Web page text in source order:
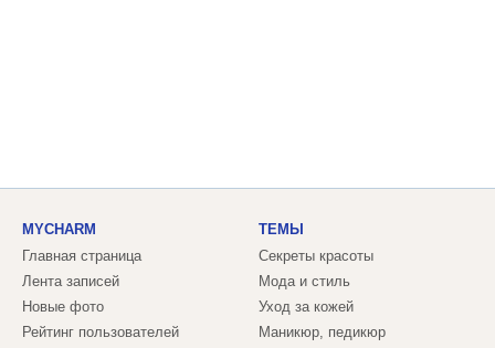
MYCHARM
Главная страница
Лента записей
Новые фото
Рейтинг пользователей
ТЕМЫ
Секреты красоты
Мода и стиль
Уход за кожей
Маникюр, педикюр